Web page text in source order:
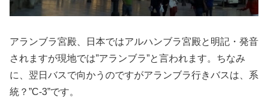
アランブラ宮殿、日本ではアルハンブラ宮殿と明記・発音
されますが現地では”アランブラ”と言われます。ちなみ
に、翌日バスで向かうのですがアランブラ行きバスは、系
統？”C-3”です。